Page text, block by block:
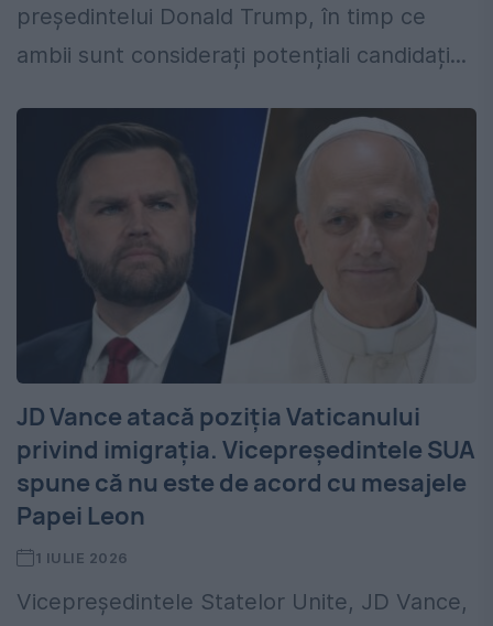
președintelui Donald Trump, în timp ce
ambii sunt considerați potențiali candidați...
JD Vance atacă poziția Vaticanului
privind imigrația. Vicepreședintele SUA
spune că nu este de acord cu mesajele
Papei Leon
1 IULIE 2026
Vicepreședintele Statelor Unite, JD Vance,